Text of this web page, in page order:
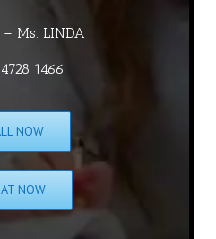
Ms. LINDA
1466
NOW
NOW